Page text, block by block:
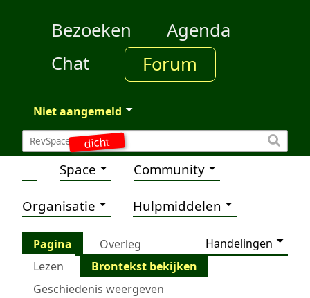
dicht
Bezoeken
Agenda
Chat
Forum
Niet aangemeld
Space Community
Organisatie Hulpmiddelen
Pagina Overleg
Handelingen
Lezen
Brontekst bekijken
Geschiedenis weergeven